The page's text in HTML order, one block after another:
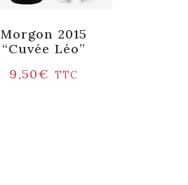
Morgon 2015
“Cuvée Léo”
9,50€ TTC